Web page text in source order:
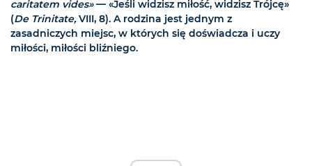
caritatem vides»— «Jeśli widzisz miłość, widzisz Trójcę»
(De Trinitate,VIII, 8). A rodzina jest jednym z
zasadniczych miejsc, w których się doświadcza i uczy
miłości, miłości bliźniego.